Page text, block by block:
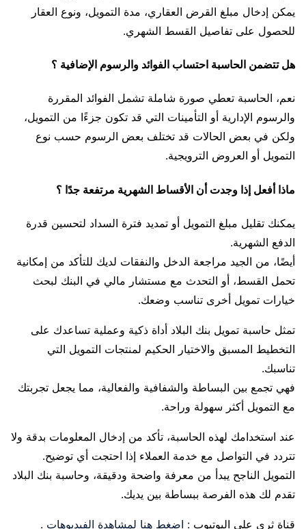
يمكن إدخال مبلغ القرض العقاري، مدة التمويل، ونوع العقار
للحصول على تفاصيل القسط الشهري.
هل تتضمن الحاسبة احتساب الفوائد والرسوم الإضافية ؟
نعم، الحاسبة تعطي صورة شاملة تشمل الفوائد المقررة
والرسوم الإدارية أو التأمينات التي قد تكون جزءًا من التمويل،
ولكن في بعض الحالات قد تختلف بعض الرسوم حسب نوع
التمويل أو العروض الترويجية.
ماذا أفعل إذا وجدت أن الأقساط الشهرية مرتفعة جدًا ؟
يمكنك تقليل مبلغ التمويل أو تمديد فترة السداد لتحسين قدرة
الدفع الشهرية.
أيضًا، من الجيد مراجعة الدخل والنفقات لديك للتأكد من إمكانية
تحمل القسط، أو التحدث مع مستشار مالي في البنك لبحث
خيارات تمويل أخرى تناسب وضعك.
تمثل حاسبة تمويل بنك البلاد أداة ذكية وعملية تساعدك على
التخطيط المسبق والاختيار الحكيم لمنتجات التمويل التي
تناسبك.
فهي تجمع بين البساطة والشفافية والفعالية، مما يجعل تجربتك
مع التمويل أكثر سهولة وراحة.
عند استخدامك لهذه الحاسبة، تأكد من إدخال المعلومات بدقة ولا
تتردد في التواصل مع خدمة العملاء إذا احتجت أي توضيح.
التمويل الناجح يبدأ من معرفة واضحة ودقيقة، وحاسبة بنك البلاد
تقدم لك هذه الفرصة ببساطة بين يديك.
قناة ثري على اليوتيوب : اضغط هنا لمشاهدة الفيديوهات .